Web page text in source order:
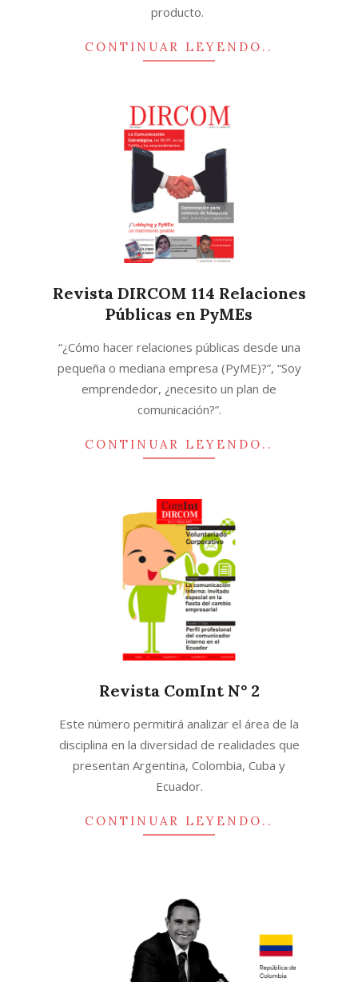
producto.
CONTINUAR LEYENDO..
Revista DIRCOM 114 Relaciones
Públicas en PyMEs
10-
05
“¿Cómo hacer relaciones públicas desde una
pequeña o mediana empresa (PyME)?”, “Soy
emprendedor, ¿necesito un plan de
comunicación?”.
CONTINUAR LEYENDO..
Revista ComInt N° 2
02-
16
Este número permitirá analizar el área de la
disciplina en la diversidad de realidades que
presentan Argentina, Colombia, Cuba y
Ecuador.
CONTINUAR LEYENDO..